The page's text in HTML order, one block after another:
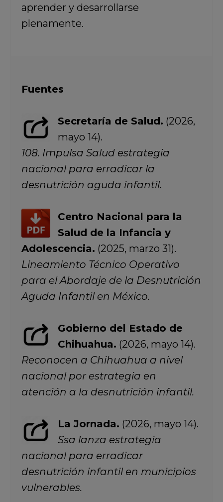
aprender y desarrollarse
plenamente.
Fuentes
Secretaría de Salud. (2026,
mayo 14).
108. Impulsa Salud estrategia
nacional para erradicar la
desnutrición aguda infantil.
Centro Nacional para la
Salud de la Infancia y
Adolescencia. (2025, marzo 31).
Lineamiento Técnico Operativo
para el Abordaje de la Desnutrición
Aguda Infantil en México.
Gobierno del Estado de
Chihuahua. (2026, mayo 14).
Reconocen a Chihuahua a nivel
nacional por estrategia en
atención a la desnutrición infantil.
La Jornada. (2026, mayo 14).
Ssa lanza estrategia
nacional para erradicar
desnutrición infantil en municipios
vulnerables.